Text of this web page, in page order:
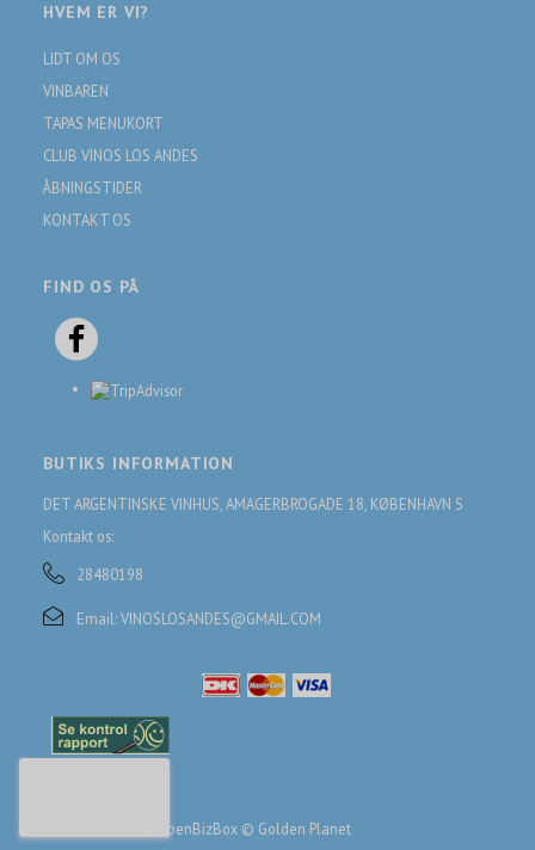
HVEM ER VI?
LIDT OM OS
VINBAREN
TAPAS MENUKORT
CLUB VINOS LOS ANDES
ÅBNINGSTIDER
KONTAKT OS
FIND OS PÅ
BUTIKS INFORMATION
DET ARGENTINSKE VINHUS, AMAGERBROGADE 18, KØBENHAVN S
Kontakt os:
28480198
Email:VINOSLOSANDES@GMAIL.COM
OpenBizBox © Golden Planet